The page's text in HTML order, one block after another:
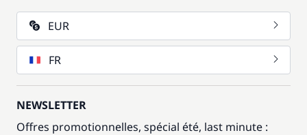
EUR
FR
NEWSLETTER
Offres promotionnelles, spécial été, last minute :